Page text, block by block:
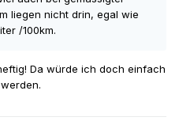
liegen nicht drin, egal wie
/100km.
Da würde ich doch einfach